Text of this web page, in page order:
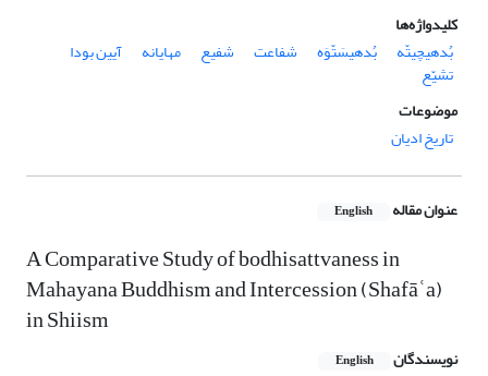
کلیدواژه‌ها
بُدهیچیتّه
بُدهیسَتّوَه شفاعت شفیع مهایانه آیین بودا
تشیّع
موضوعات
تاریخ ادیان
عنوان مقاله English
A Comparative Study of bodhisattvaness in
Mahayana Buddhism and Intercession (Shafāʿa)
in Shiism
نویسندگان English